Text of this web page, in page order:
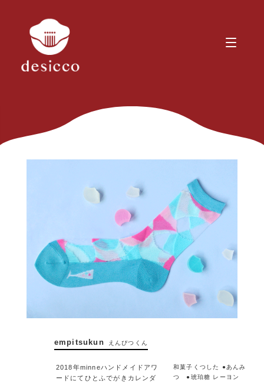
empitsukun えんぴつくん
2018年minneハンドメイドアワ
ードにてひとふでがきカレンダ
和菓子くつした ●あんみ
つ ●琥珀糖 レーヨン